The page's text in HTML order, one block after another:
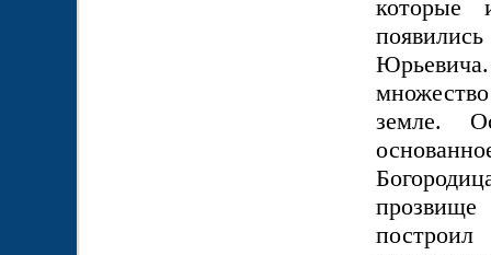
которые
земле.
прозвище